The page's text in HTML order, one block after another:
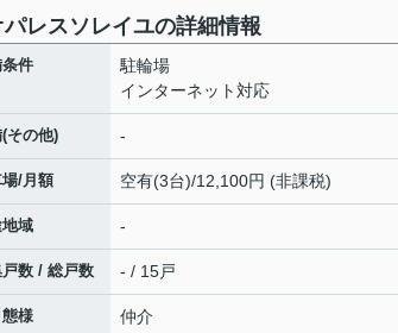
パレスソレイユの詳細情報
件
駐輪場
インターネット対応
その他) -
/月額 空有(3台)/12,100円 (非課税)
域 -
数 / 総戸数 - / 15戸
様 仲介